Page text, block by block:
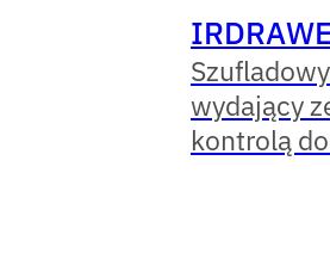
wydający
kontrolą